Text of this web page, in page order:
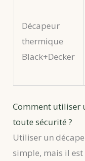
Décapeur
thermique
Black+Decker
Comment utiliser
toute sécurité ?
Utiliser un
simple, mais il